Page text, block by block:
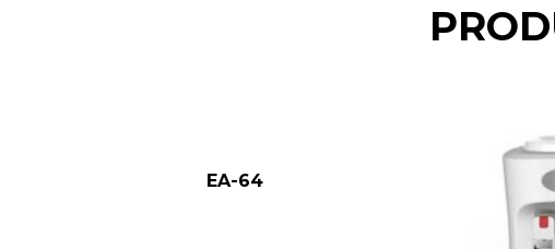
EA-64